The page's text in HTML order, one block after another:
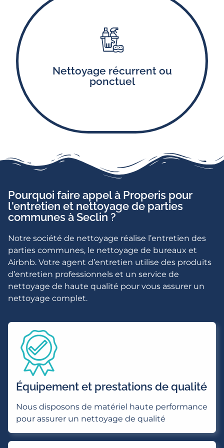
Nettoyage récurrent ou
ponctuel
Le nettoyage et l’entretien des équipements
ascenseurs et boîtes-aux-lettres.
Pourquoi faire appel à Properis pour
l'entretien et nettoyage de parties
communes à Seclin ?
Notre société de nettoyage réalise l’entretien des
parties communes, le nettoyage de bureaux et
Airbnb. Votre agent d’entretien utilise des produits
d’entretien professionnels et un service de
nettoyage de haute qualité pour vous assurer un
nettoyage complet.
Équipement et prestations de qualité
Nous disposons de matériel haute performance
pour assurer un nettoyage de qualité